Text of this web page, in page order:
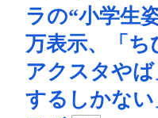
ラの“小学生
万表示、「
アクスタや
するしかな